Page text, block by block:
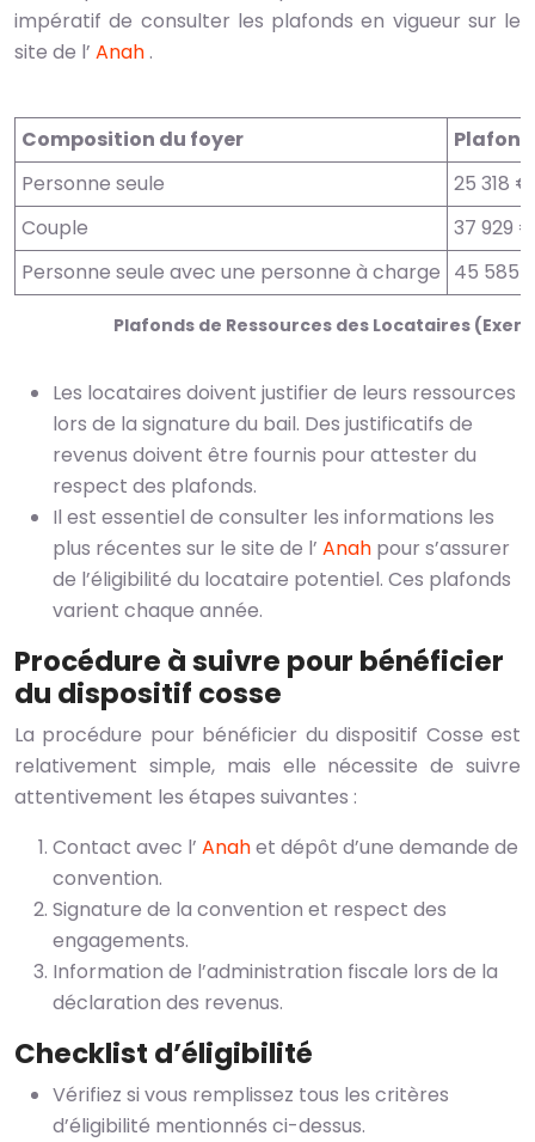
impératif de consulter les plafonds en vigueur sur le
site de l’ Anah .
Plafonds de Ressources des Locataires
Composition du foyer
Personne seule
25 318 €
Couple
37 929 €
Personne seule avec une personne à charge 45 585
Les locataires doivent justifier de leurs ressources
lors de la signature du bail. Des justificatifs de
revenus doivent être fournis pour attester du
respect des plafonds.
Il est essentiel de consulter les informations les
plus récentes sur le site de l’ Anah pour s’assurer
de l’éligibilité du locataire potentiel. Ces plafonds
varient chaque année.
Procédure à suivre pour bénéficier
du dispositif cosse
La procédure pour bénéficier du dispositif Cosse est
relativement simple, mais elle nécessite de suivre
attentivement les étapes suivantes :
Contact avec l’ Anahet dépôt d’une demande de
convention.
Signature de la convention et respect des
engagements.
Information de l’administration fiscale lors de la
déclaration des revenus.
Checklist d’éligibilité
Vérifiez si vous remplissez tous les critères
d’éligibilité mentionnés ci-dessus.